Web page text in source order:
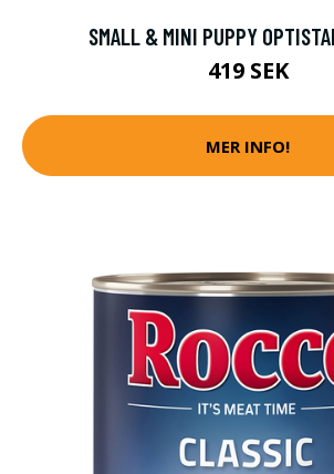
SMALL & MINI PUPPY
419 SEK
MER INFO!